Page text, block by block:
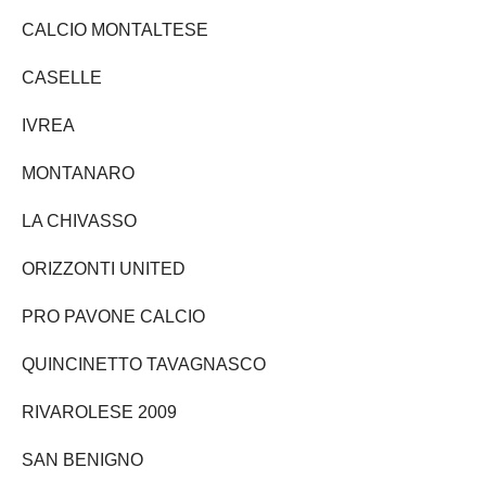
CALCIO MONTALTESE
CASELLE
IVREA
MONTANARO
LA CHIVASSO
ORIZZONTI UNITED
PRO PAVONE CALCIO
QUINCINETTO TAVAGNASCO
RIVAROLESE 2009
SAN BENIGNO